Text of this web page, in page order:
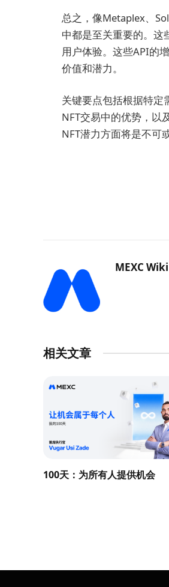
总之，像Metaplex、
中都是至关重要的。这
用户体验。这些API的
价值和潜力。
关键要点包括根据特定
NFT交易中的优势，以
NFT潜力方面将是不可
MEXC Wiki
相关文章
100天：为所有人提供机会